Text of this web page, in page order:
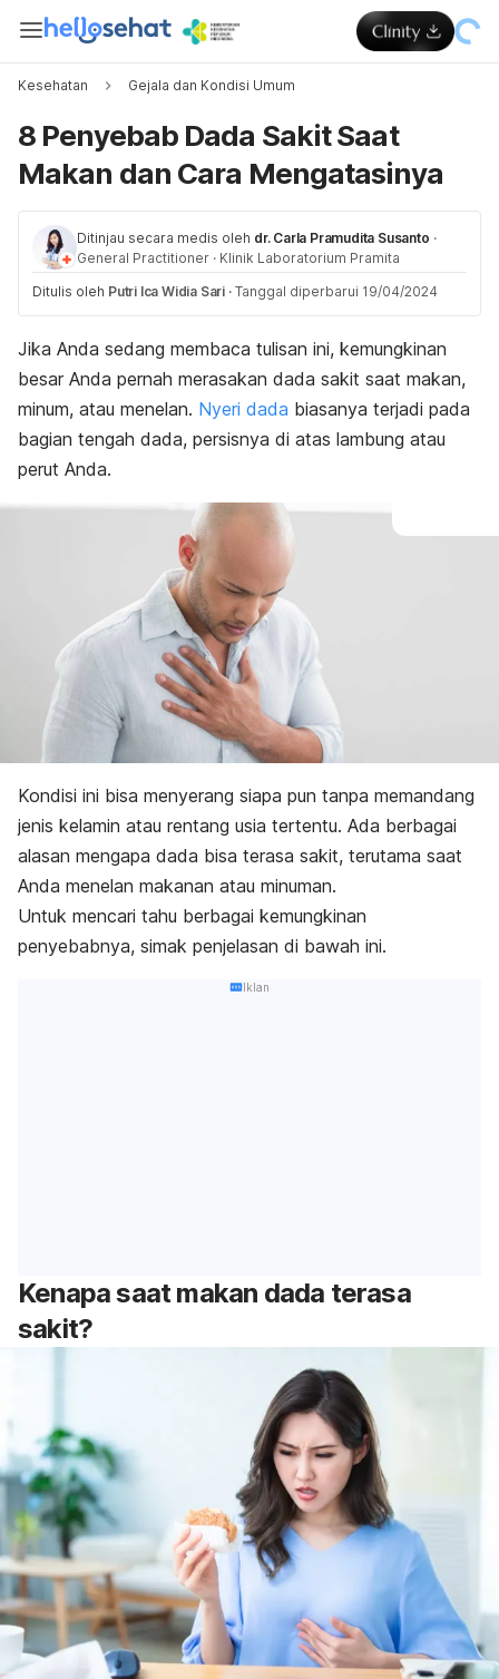
Kesehatan Gejala dan Kondisi Umum
8 Penyebab Dada Sakit Saat
Makan dan Cara Mengatasinya
Ditinjau secara medis oleh dr. Carla Pramudita Susanto ·
General Practitioner · Klinik Laboratorium Pramita
Ditulis oleh Putri Ica Widia Sari · Tanggal diperbarui 19/04/2024
Jika Anda sedang membaca tulisan ini, kemungkinan
besar Anda pernah merasakan dada sakit saat makan,
minum, atau menelan. Nyeri dada biasanya terjadi pada
bagian tengah dada, persisnya di atas lambung atau
perut Anda.
Kondisi ini bisa menyerang siapa pun tanpa memandang
jenis kelamin atau rentang usia tertentu. Ada berbagai
alasan mengapa dada bisa terasa sakit, terutama saat
Anda menelan makanan atau minuman.
Untuk mencari tahu berbagai kemungkinan
penyebabnya, simak penjelasan di bawah ini.
Iklan
Kenapa saat makan dada terasa
sakit?